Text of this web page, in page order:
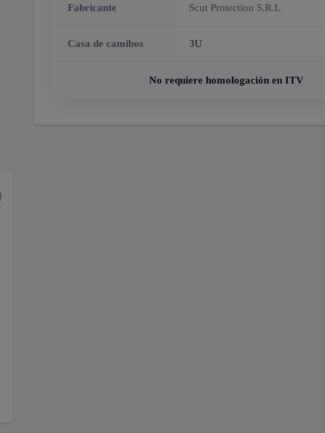
Fabricante Scut Protection S.R.L
Casa de camibos 3U
No requiere homologación en ITV